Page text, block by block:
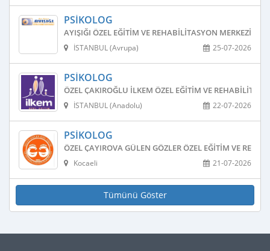
PSIKOLOG
AYIŞIĞI ÖZEL EĞITIM VE REHABILITASYON MERKEZI
25-07-2026
İSTANBUL (Avrupa)
PSIKOLOG
ÖZEL ÇAKIROĞLU İLKEM ÖZEL EĞITIM VE
22-07-2026
İSTANBUL (Anadolu)
PSIKOLOG
ÖZEL ÇAYIROVA GÜLEN GÖZLER ÖZEL EĞITIM VE
21-07-2026
Kocaeli
Tümünü Göster